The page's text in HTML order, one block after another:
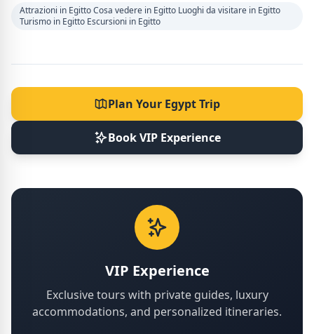
Attrazioni in Egitto Cosa vedere in Egitto Luoghi da visitare in Egitto
Turismo in Egitto Escursioni in Egitto
Plan Your Egypt Trip
Book VIP Experience
VIP Experience
Exclusive tours with private guides, luxury
accommodations, and personalized itineraries.